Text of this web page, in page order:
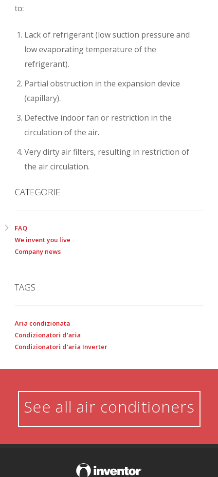
to:
Lack of refrigerant (low suction pressure and
low evaporating temperature of the
refrigerant).
Partial obstruction in the expansion device
(capillary).
Defective indoor fan or restriction in the
circulation of the air.
Very dirty air filters, resulting in restriction of
the air circulation.
CATEGORIE
FAQ
We invent you live
Company news
TAGS
Aria condizionata
Condizionatori d'aria
Condizionatori d'aria Inverter
See all air conditioners